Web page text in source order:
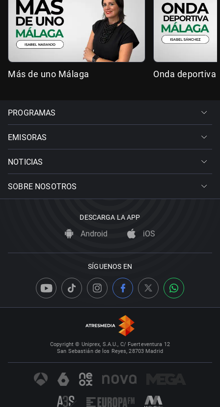
Más de uno Málaga Onda deportiva
PROGRAMAS
EMISORAS
NOTICIAS
SOBRE NOSOTROS
DESCARGA LA APP
Android iOS
SÍGUENOS EN
Copyright © Uniprex, S.A.U., C/ Fuerteventura 12
San Sebastián de los Reyes, 28703 Madrid